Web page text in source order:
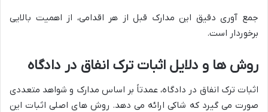
جمع آوری دقیق این مدارک قبل از هر اقدامی، از اهمیت بالایی
برخوردار است.
روش ها و دلایل اثبات ترک انفاق در دادگاه
اثبات ترک انفاق در دادگاه، عمدتاً بر اساس مدارک و شواهد متعددی
صورت می گیرد که شاکی ارائه می دهد. روش های اصلی اثبات این